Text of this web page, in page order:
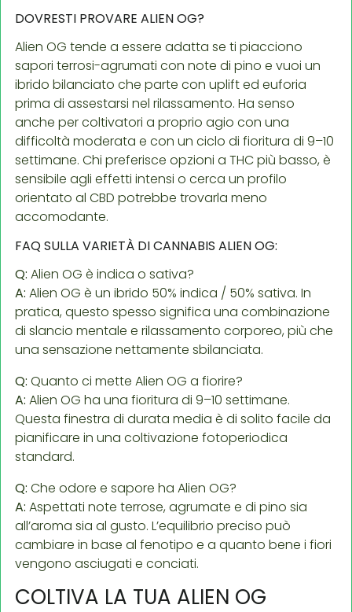
DOVRESTI PROVARE ALIEN OG?
Alien OG tende a essere adatta se ti piacciono
sapori terrosi-agrumati con note di pino e vuoi un
ibrido bilanciato che parte con uplift ed euforia
prima di assestarsi nel rilassamento. Ha senso
anche per coltivatori a proprio agio con una
difficoltà moderata e con un ciclo di fioritura di 9–10
settimane. Chi preferisce opzioni a THC più basso, è
sensibile agli effetti intensi o cerca un profilo
orientato al CBD potrebbe trovarla meno
accomodante.
FAQ SULLA VARIETÀ DI CANNABIS ALIEN OG:
Q: Alien OG è indica o sativa?
A: Alien OG è un ibrido 50% indica / 50% sativa. In
pratica, questo spesso significa una combinazione
di slancio mentale e rilassamento corporeo, più che
una sensazione nettamente sbilanciata.
Q: Quanto ci mette Alien OG a fiorire?
A: Alien OG ha una fioritura di 9–10 settimane.
Questa finestra di durata media è di solito facile da
pianificare in una coltivazione fotoperiodica
standard.
Q: Che odore e sapore ha Alien OG?
A: Aspettati note terrose, agrumate e di pino sia
all’aroma sia al gusto. L’equilibrio preciso può
cambiare in base al fenotipo e a quanto bene i fiori
vengono asciugati e conciati.
COLTIVA LA TUA ALIEN OG